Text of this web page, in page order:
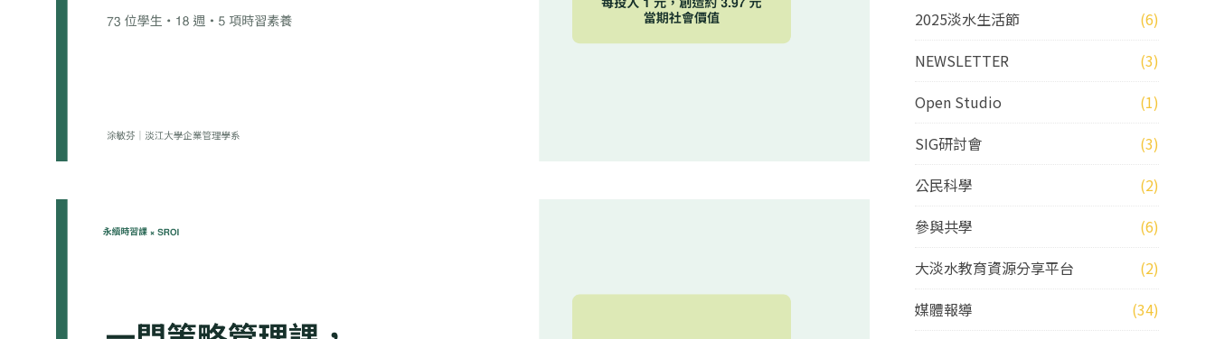
2025淡水生活節
(6)
NEWSLETTER
(3)
Open Studio
(1)
SIG研討會
(3)
公民科學
(2)
參與共學
(6)
大淡水教育資源分享平台
(2)
媒體報導
(34)